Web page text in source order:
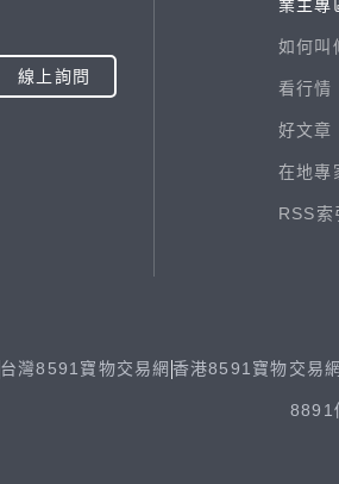
線上詢問
業主專
如何叫
看行情
好文章
在地專
RSS索
台灣8591寶物交易網 香港8591寶物交易網
8891